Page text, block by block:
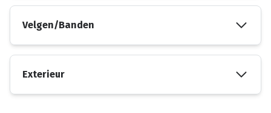
Velgen/Banden
Exterieur